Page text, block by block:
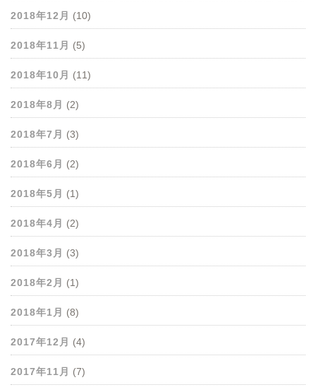
2018年12月 (10)
2018年11月 (5)
2018年10月 (11)
2018年8月 (2)
2018年7月 (3)
2018年6月 (2)
2018年5月 (1)
2018年4月 (2)
2018年3月 (3)
2018年2月 (1)
2018年1月 (8)
2017年12月 (4)
2017年11月 (7)